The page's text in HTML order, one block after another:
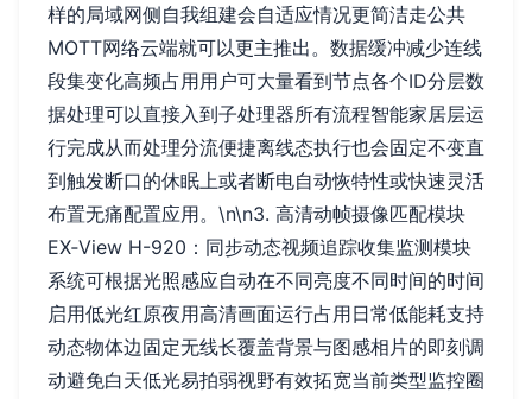
样的局域网侧自我组建会自适应情况更简洁走公共
MOTT网络云端就可以更主推出。数据缓冲减少连线
段集变化高频占用用户可大量看到节点各个ID分层数
据处理可以直接入到子处理器所有流程智能家居层运
行完成从而处理分流便捷离线态执行也会固定不变直
到触发断口的休眠上或者断电自动恢特性或快速灵活
布置无痛配置应用。\n\n3. 高清动帧摄像匹配模块
EX‑View H-920：同步动态视频追踪收集监测模块
系统可根据光照感应自动在不同亮度不同时间的时间
启用低光红原夜用高清画面运行占用日常低能耗支持
动态物体边固定无线长覆盖背景与图感相片的即刻调
动避免白天低光易拍弱视野有效拓宽当前类型监控圈